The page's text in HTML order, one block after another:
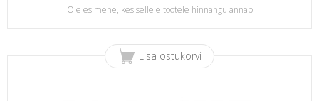
Ole esimene, kes sellele tootele hinnangu annab
Lisa ostukorvi